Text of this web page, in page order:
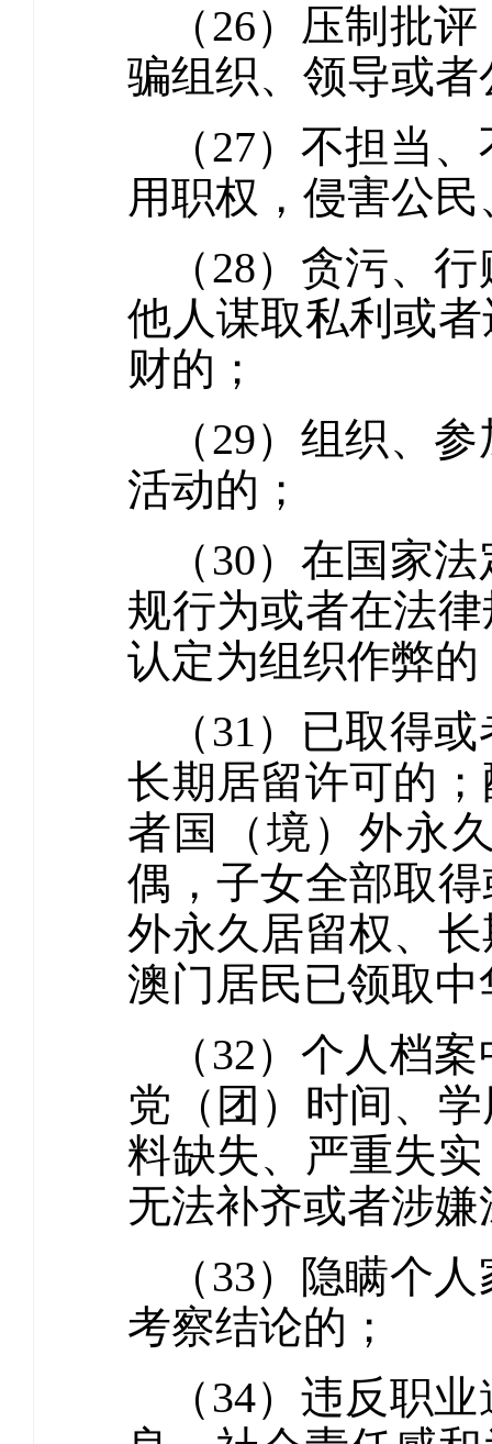
（26）压制批
骗组织、领导或
（27）不担当
用职权，侵害公
（28）贪污、
他人谋取私利或
财的；
（29）组织、
活动的；
（30）在国家
规行为或者在法
认定为组织作弊的
（31）已取得
长期居留许可的
者国（境）外永
偶，子女全部取
外永久居留权、
澳门居民已领取
（32）个人档
党（团）时间、
料缺失、严重失
无法补齐或者涉
（33）隐瞒个
考察结论的；
（34）违反职